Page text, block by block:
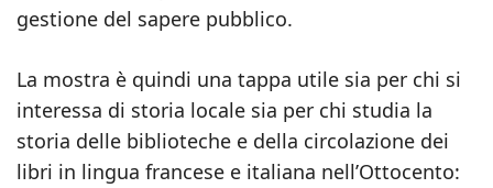
gestione del sapere pubblico.
La mostra è quindi una tappa utile sia per chi si
interessa di storia locale sia per chi studia la
storia delle biblioteche e della circolazione dei
libri in lingua francese e italiana nell’Ottocento: